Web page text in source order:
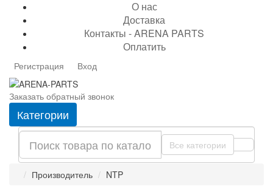
О нас
Доставка
Контакты - ARENA PARTS
Оплатить
Регистрация Вход
Заказать обратный звонок
Категории
Все категории
Производитель NTP